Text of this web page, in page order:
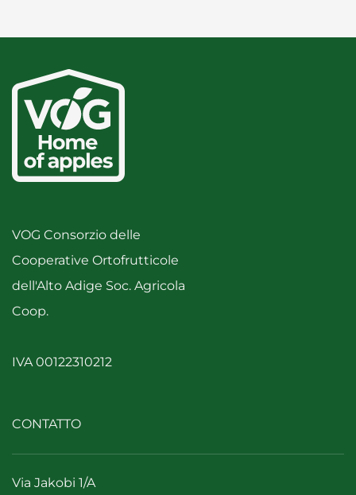
VOG Consorzio delle
Cooperative Ortofrutticole
dell'Alto Adige Soc. Agricola
Coop.
IVA 00122310212
CONTATTO
Via Jakobi 1/A